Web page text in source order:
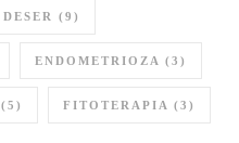
DESER (9)
ENDOMETRIOZA (3)
(5) FITOTERAPIA (3)